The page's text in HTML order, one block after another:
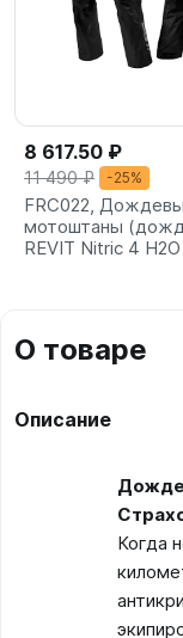
8 617.50 ₽
11 490 ₽ -25%
FRC022,
мотоштаны
REVIT Nitric 4
О товаре
Описание
Когда